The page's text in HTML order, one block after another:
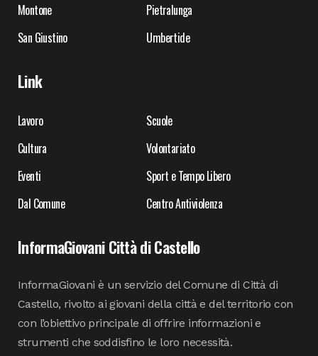
Montone
Pietralunga
San Giustino
Umbertide
Link
Lavoro
Scuole
Cultura
Volontariato
Eventi
Sport e Tempo Libero
Dal Comune
Centro Antiviolenza
InformaGiovani Città di Castello
InformaGiovani è un servizio del Comune di Città di
Castello, rivolto ai giovani della città e del territorio con
con l’obiettivo principale di offrire informazioni e
strumenti che soddisfino le loro necessità.